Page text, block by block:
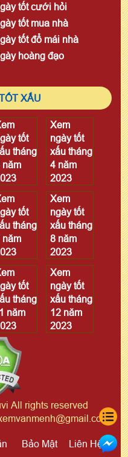
tốt cưới hỏi
tốt mua nhà
tốt đổ mái nhà
hoàng đạo
XẤU
tốt
tháng
năm
Xem
ngày tốt
xấu tháng
4 năm
2023
tốt
tháng
năm
Xem
ngày tốt
xấu tháng
8 năm
2023
tốt
tháng
năm
Xem
ngày tốt
xấu tháng
12 năm
2023
All rights reserved
Bảo Mật Liên Hệ